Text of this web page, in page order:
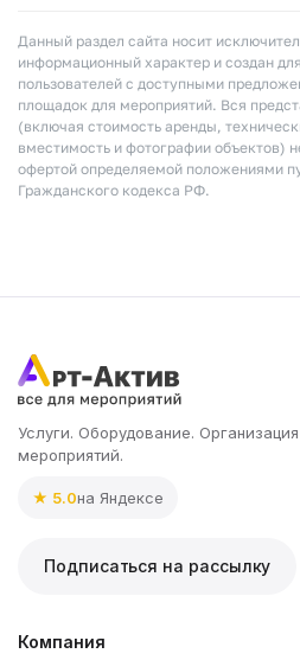
Данный раздел сайта носит
информационный характер и создан
пользователей с доступными
площадок для мероприятий. Вся
(включая стоимость аренды,
вместимость и фотографии объектов)
офертой определяемой положениями
Гражданского кодекса РФ.
Услуги. Оборудование. Организация
мероприятий.
★ 5.0на Яндексе
Подписаться на рассылку
Компания